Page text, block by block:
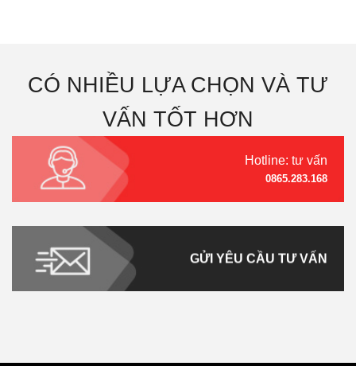
CÓ NHIỀU LỰA CHỌN VÀ TƯ
VẤN TỐT HƠN
Hotline: tư vấn
0865.283.168
GỬI YÊU CẦU TƯ VẤN